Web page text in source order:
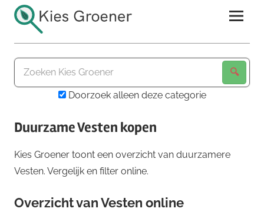
naar
inhoudKies
GroenerDoorzoek alleen deze categorie
Duurzame Vesten kopen
Kies Groener toont een overzicht van duurzamere
Vesten. Vergelijk en filter online.
Overzicht van Vesten online